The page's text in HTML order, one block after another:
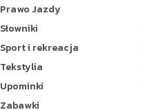
Prawo Jazdy
Słowniki
Sport i rekreacja
Tekstylia
Upominki
Zabawki